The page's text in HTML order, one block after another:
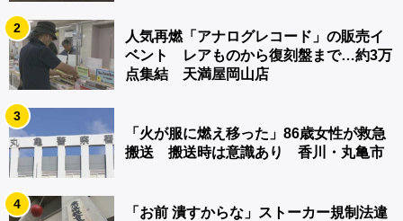
2
人気再燃「アナログレコード」の販売イ
ベント レアものから復刻盤まで…約3万
点集結 天満屋岡山店
3
「火が服に燃え移った」86歳女性が救急
搬送 搬送時は意識あり 香川・丸亀市
4
「お前 潰すからな」ストーカー規制法違